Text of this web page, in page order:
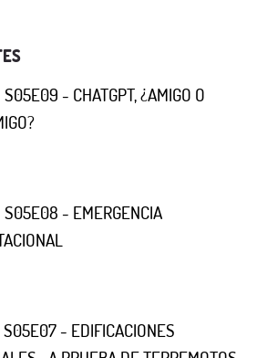
S05E09 - CHATGPT, ¿AMIGO O
S05E08 - EMERGENCIA
S05E07 - EDIFICACIONES